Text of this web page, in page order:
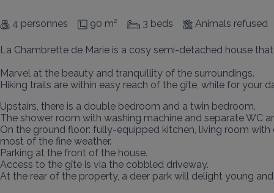
4 personnes 90 m² 3 beds Animals refused
La Chambrette de Marie is a cosy semi-detached house
Marvel at the beauty and tranquillity of the surroundings.
Hiking trails are within easy reach of the gîte, while for your
Upstairs, there is a double bedroom and a twin bedroom.
The shower room with washing machine and separate WC
On the ground floor: fully-equipped kitchen, living room
most of the fine weather.
Parking at the front of the house.
Access to the gîte is via the cobbled driveway.
At the rear of the property, a deer park will delight young